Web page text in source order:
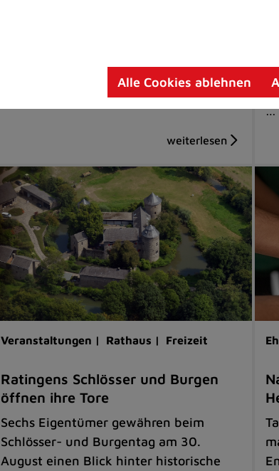
…
Veranstaltungen | Rathaus | Freizeit
Ratingens Schlösser und Burgen
öffnen ihre Tore
Sechs Eigentümer gewähren beim
Schlösser- und Burgentag am 30.
August einen Blick hinter historische
Alle Cookies ablehnen